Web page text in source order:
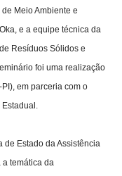
Meio Ambiente e
e a equipe técnica da
Resíduos Sólidos e
foi uma realização
em parceria com o
Estadual.
de Estado da Assistência
temática da